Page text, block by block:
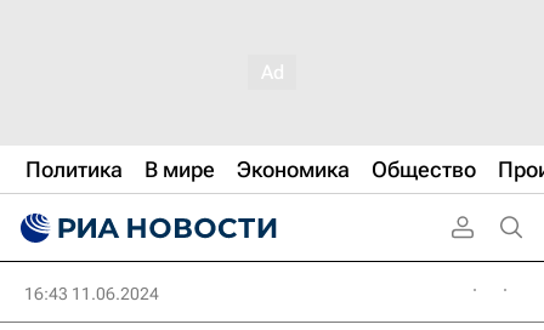
Политика В мире Экономика Общество
16:43 11.06.2024